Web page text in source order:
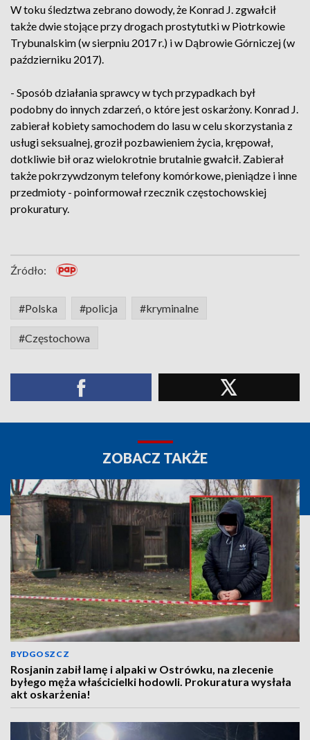
W toku śledztwa zebrano dowody, że Konrad J. zgwałcił
także dwie stojące przy drogach prostytutki w Piotrkowie
Trybunalskim (w sierpniu 2017 r.) i w Dąbrowie Górniczej (w
październiku 2017).
- Sposób działania sprawcy w tych przypadkach był
podobny do innych zdarzeń, o które jest oskarżony. Konrad J.
zabierał kobiety samochodem do lasu w celu skorzystania z
usługi seksualnej, groził pozbawieniem życia, krępował,
dotkliwie bił oraz wielokrotnie brutalnie gwałcił. Zabierał
także pokrzywdzonym telefony komórkowe, pieniądze i inne
przedmioty - poinformował rzecznik częstochowskiej
prokuratury.
Źródło:
#Polska #policja #kryminalne
#Częstochowa
ZOBACZ TAKŻE
BYDGOSZCZ
Rosjanin zabił lamę i alpaki w Ostrówku, na zlecenie
byłego męża właścicielki hodowli. Prokuratura wysłała
akt oskarżenia!